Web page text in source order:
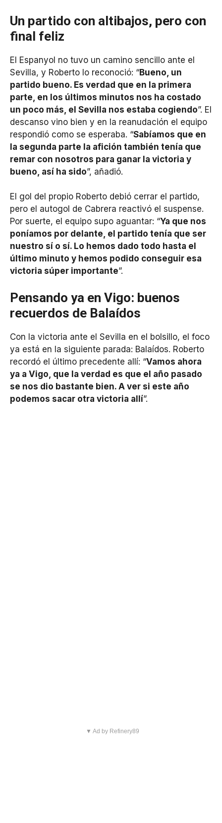
Un partido con altibajos, pero con
final feliz
El Espanyol no tuvo un camino sencillo ante el
Sevilla, y Roberto lo reconoció: “Bueno, un
partido bueno. Es verdad que en la primera
parte, en los últimos minutos nos ha costado
un poco más, el Sevilla nos estaba cogiendo”. El
descanso vino bien y en la reanudación el equipo
respondió como se esperaba. “Sabíamos que en
la segunda parte la afición también tenía que
remar con nosotros para ganar la victoria y
bueno, así ha sido”, añadió.
El gol del propio Roberto debió cerrar el partido,
pero el autogol de Cabrera reactivó el suspense.
Por suerte, el equipo supo aguantar: “Ya que nos
poníamos por delante, el partido tenía que ser
nuestro sí o sí. Lo hemos dado todo hasta el
último minuto y hemos podido conseguir esa
victoria súper importante”.
Pensando ya en Vigo: buenos
recuerdos de Balaídos
Con la victoria ante el Sevilla en el bolsillo, el foco
ya está en la siguiente parada: Balaídos. Roberto
recordó el último precedente allí: “Vamos ahora
ya a Vigo, que la verdad es que el año pasado
se nos dio bastante bien. A ver si este año
podemos sacar otra victoria allí”.
▼ Ad by Refinery89